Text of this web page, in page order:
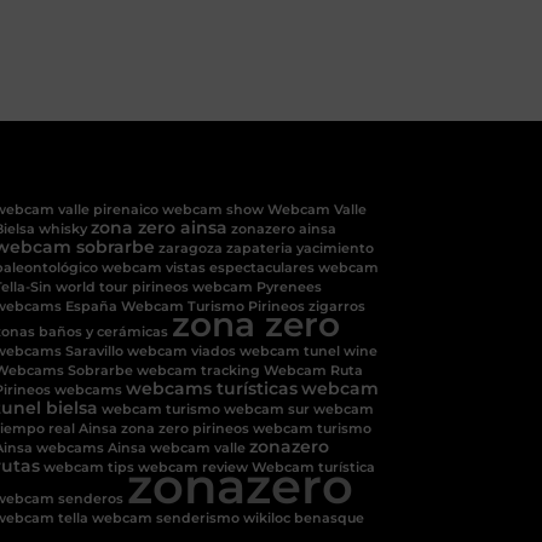
valle pirenaico webcam show Webcam Valle
whisky zona zero ainsa zonazero ainsa
sobrarbe zaragoza zapateria yacimiento
webcam vistas espectaculares webcam
Sin world tour pirineos webcam Pyrenees
España Webcam Turismo Pirineos zigarros
baños y cerámicas zona zero
Saravillo webcam viados webcam tunel wine
Sobrarbe webcam tracking Webcam Ruta
webcams webcams turísticas webcam
bielsa webcam turismo webcam sur webcam
real Ainsa zona zero pirineos webcam turismo
webcams Ainsa webcam valle zonazero
webcam tips webcam review Webcam turística
senderos zonazero
tella webcam senderismo wikiloc benasque